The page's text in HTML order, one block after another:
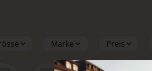
Marke Preis